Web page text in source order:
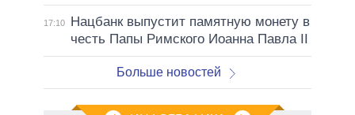
17:10
Нацбанк выпустит памятную монету в
честь Папы Римского Иоанна Павла II
Больше новостей